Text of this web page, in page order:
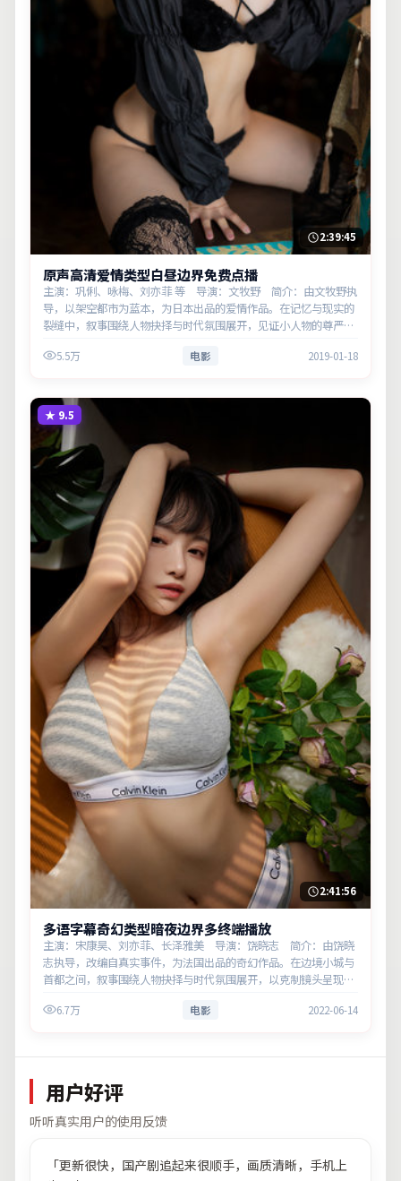
2:39:45
原声高清爱情类型白昼边界免费点播
主演：巩俐、咏梅、刘亦菲 等 导演：文牧野 简介：由文牧野执
导，以架空都市为蓝本，为日本出品的爱情作品。在记忆与现实的
裂缝中，叙事围绕人物抉择与时代氛围展开，见证小人物的尊严突
5.5万 电影 2019-01-18
★ 9.5
2:41:56
多语字幕奇幻类型暗夜边界多终端播放
主演：宋康昊、刘亦菲、长泽雅美 导演：饶晓志 简介：由饶晓
志执导，改编自真实事件，为法国出品的奇幻作品。在边境小城与
首都之间，叙事围绕人物抉择与时代氛围展开，以克制镜头呈现群
6.7万 电影 2022-06-14
用户好评
听听真实用户的使用反馈
「更新很快，国产剧追起来很顺手，画质清晰，手机上